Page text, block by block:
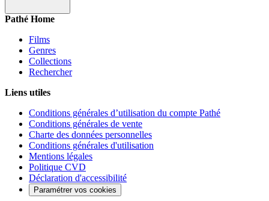
Pathé Home
Films
Genres
Collections
Rechercher
Liens utiles
Conditions générales d’utilisation du compte Pathé
Conditions générales de vente
Charte des données personnelles
Conditions générales d'utilisation
Mentions légales
Politique CVD
Déclaration d'accessibilité
Paramétrer vos cookies